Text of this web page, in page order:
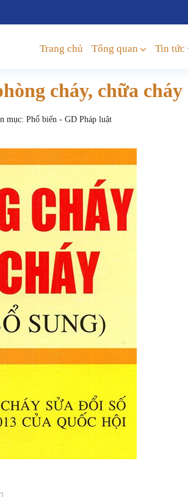
Trang chủ Tổng quan Tin tức
cháy, chữa cháy
mục: Phổ biến - GD Pháp luật